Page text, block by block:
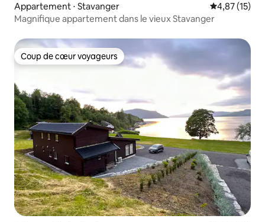
Appartement ⋅ Stavanger Évaluation
4,87 (15)
Magnifique appartement dans le vieux Stavanger
Coup de cœur voyageurs
Coup de cœur voyageurs